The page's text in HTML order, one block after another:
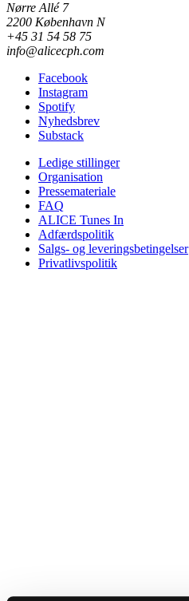
Nørre Allé 7
2200 København N
+45 31 54 58 75
info@alicecph.com
Facebook
Instagram
Spotify
Nyhedsbrev
Substack
Ledige stillinger
Organisation
Pressemateriale
FAQ
ALICE Tunes In
Adfærdspolitik
Salgs- og leveringsbetingelser
Privatlivspolitik